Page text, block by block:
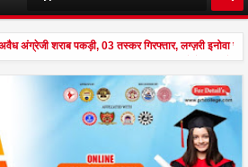
अंग्रेजी शराब पकड़ी, 03 तस्कर गिरफ्तार, लग्ज़री इनोवा
का मिला रक्तरंजित शव, पत्नी गंभीर घायल में मेडिकल